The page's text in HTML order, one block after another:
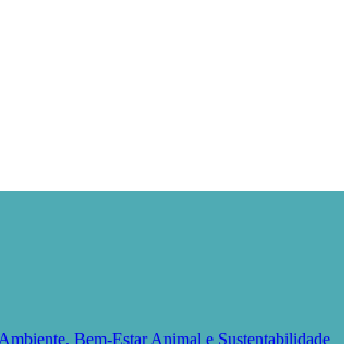
Ambiente, Bem-Estar Animal e Sustentabilidade